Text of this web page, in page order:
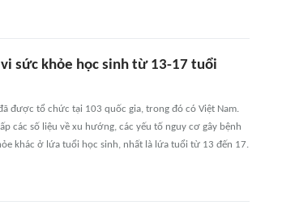
sức khỏe học sinh từ 13-17 tuổi
được tổ chức tại 103 quốc gia, trong đó có Việt Nam.
các số liệu về xu hướng, các yếu tố nguy cơ gây bệnh
khác ở lứa tuổi học sinh, nhất là lứa tuổi từ 13 đến 17.